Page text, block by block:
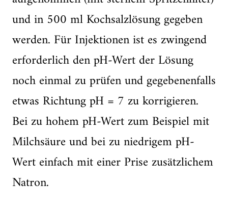
und in 500 ml Kochsalzlösung gegeben
werden. Für Injektionen ist es zwingend
erforderlich den pH-Wert der Lösung
noch einmal zu prüfen und gegebenenfalls
etwas Richtung pH = 7 zu korrigieren.
Bei zu hohem pH-Wert zum Beispiel mit
Milchsäure und bei zu niedrigem pH-
Wert einfach mit einer Prise zusätzlichem
Natron.